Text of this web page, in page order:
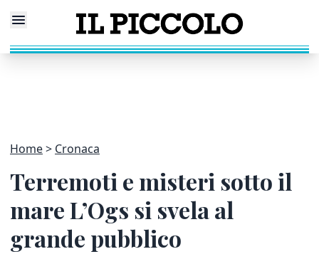
Home Cronaca
Terremoti e misteri sotto il
mare L’Ogs si svela al
grande pubblico